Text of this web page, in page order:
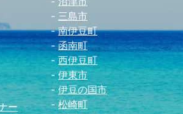
ー
三島市
南伊豆町
函南町
西伊豆町
伊東市
伊豆の国市
松崎町